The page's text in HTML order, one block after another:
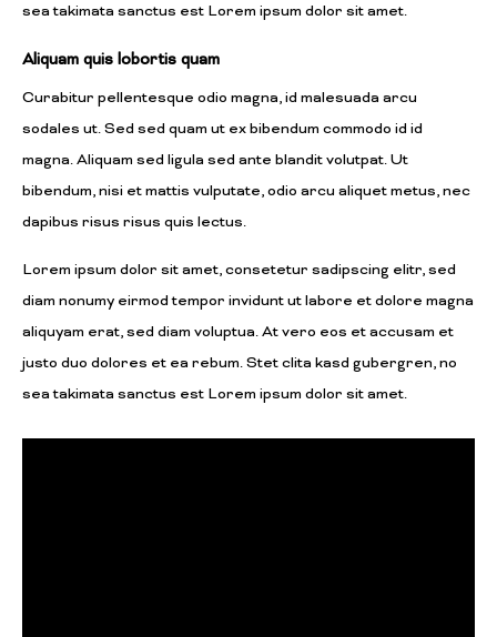
sea takimata sanctus est Lorem ipsum dolor sit amet.
Aliquam quis lobortis quam
Curabitur pellentesque odio magna, id malesuada arcu
sodales ut. Sed sed quam ut ex bibendum commodo id id
magna. Aliquam sed ligula sed ante blandit volutpat. Ut
bibendum, nisi et mattis vulputate, odio arcu aliquet metus, nec
dapibus risus risus quis lectus.
Lorem ipsum dolor sit amet, consetetur sadipscing elitr, sed
diam nonumy eirmod tempor invidunt ut labore et dolore magna
aliquyam erat, sed diam voluptua. At vero eos et accusam et
justo duo dolores et ea rebum. Stet clita kasd gubergren, no
sea takimata sanctus est Lorem ipsum dolor sit amet.